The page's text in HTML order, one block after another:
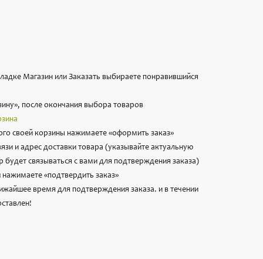
Магазин или Заказать выбираете понравившийся
после окончания выбора товаров
своей корзины нажимаете «оформить заказ»
и адрес доставки товара (указывайте актуальную
связываться с вами для подтверждения заказа)
«подтвердить заказ»
время для подтверждения заказа. и в течении